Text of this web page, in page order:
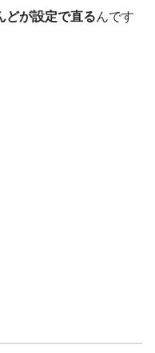
どが設定で直るんです